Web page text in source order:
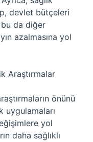
devlet bütçeleri
da diğer
azalmasına yol
Araştırmalar
önünü
uygulamaları
yol
daha sağlıklı